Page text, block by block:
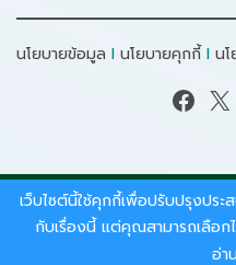
นโยบายข้อมูล I นโยบายคุกกี้ I น
Facebook X
สงวนลิขสิทธิ์ © 2026 -
ทรัพยากรธรรม
เว็บไซต์นี้ใช้คุกกี้เพื่อปรับปรุงปร
กับเรื่องนี้ แต่คุณสามารถเลือก
อ่า